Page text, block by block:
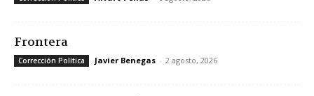
Frontera
Corrección Política Javier Benegas - 2 agosto, 2026